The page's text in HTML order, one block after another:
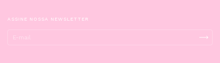
ASSINE NOSSA NEWSLETTER